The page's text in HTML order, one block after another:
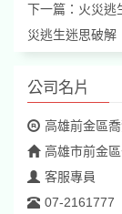
下一篇： 火災逃
災逃生迷思破解
公司名片
高雄前金區
高雄市前金
客服專員
07-2161777